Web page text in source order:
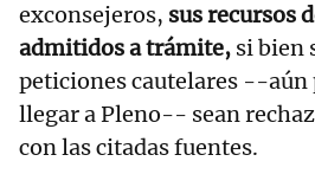
exconsejeros, sus recursos
admitidos a trámite, si bien
peticiones cautelares --aún
llegar a Pleno-- sean
con las citadas fuentes.